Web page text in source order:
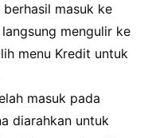
berhasil masuk ke
mengulir ke
menu Kredit untuk
masuk pada
diarahkan untuk